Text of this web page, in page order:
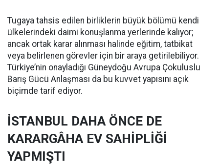
Tugaya tahsis edilen birliklerin büyük bölümü kendi
ülkelerindeki daimi konuşlanma yerlerinde kalıyor;
ancak ortak karar alınması halinde eğitim, tatbikat
veya belirlenen görevler için bir araya getirilebiliyor.
Türkiye’nin onayladığı Güneydoğu Avrupa Çokuluslu
Barış Gücü Anlaşması da bu kuvvet yapısını açık
biçimde tarif ediyor.
İSTANBUL DAHA ÖNCE DE
KARARGÂHA EV SAHİPLİĞİ
YAPMIŞTI